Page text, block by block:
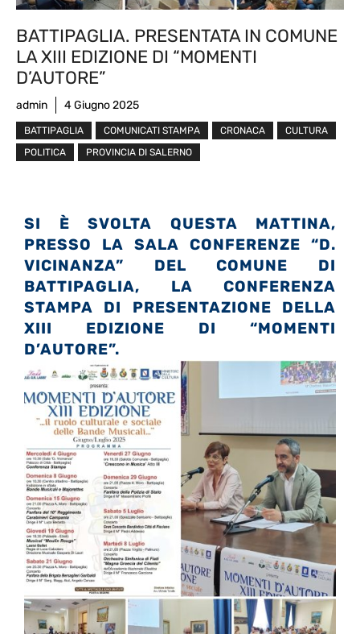
BATTIPAGLIA. PRESENTATA IN COMUNE
LA XIII EDIZIONE DI “MOMENTI
D’AUTORE”
admin 4 Giugno 2025
BATTIPAGLIA COMUNICATI STAMPA CRONACA
CULTURA
POLITICA
PROVINCIA DI SALERNO
SI È SVOLTA QUESTA MATTINA,
PRESSO LA SALA CONFERENZE “D.
VICINANZA” DEL COMUNE DI
BATTIPAGLIA, LA CONFERENZA
STAMPA DI PRESENTAZIONE DELLA
XIII EDIZIONE DI “MOMENTI
D’AUTORE”.